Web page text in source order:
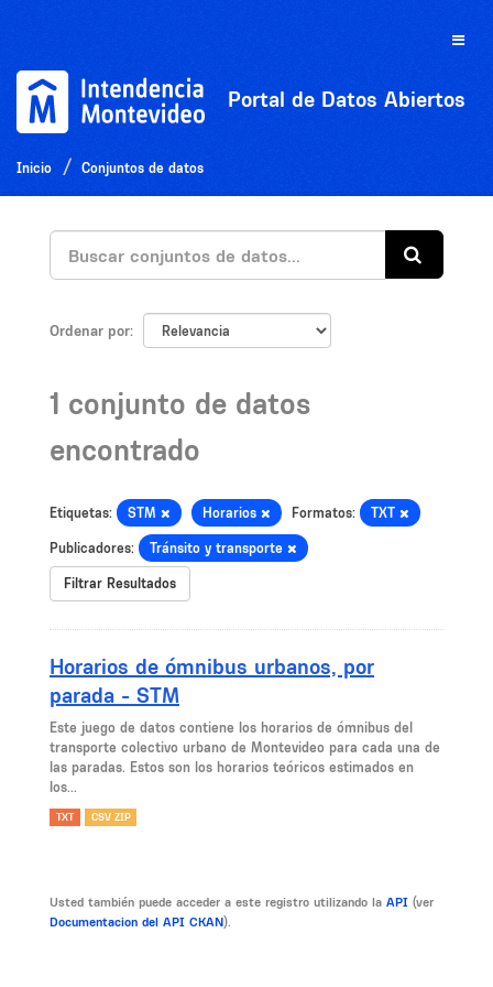
Toggle
Portal de Datos Abiertos
Inicio Conjuntos de datos
Ordenar por
1 conjunto de datos
encontrado
Etiquetas: STM Horarios Formatos: TXT
Publicadores: Tránsito y transporte
Filtrar Resultados
Horarios de ómnibus urbanos, por
parada - STM
Este juego de datos contiene los horarios de ómnibus del
transporte colectivo urbano de Montevideo para cada una de
las paradas. Estos son los horarios teóricos estimados en
los...
TXT CSV ZIP
Usted también puede acceder a este registro utilizando la API (ver
Documentacion del API CKAN).